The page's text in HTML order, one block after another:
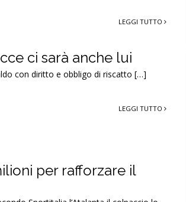
LEGGI TUTTO
ci sarà anche lui
con diritto e obbligo di riscatto […]
LEGGI TUTTO
per rafforzare il